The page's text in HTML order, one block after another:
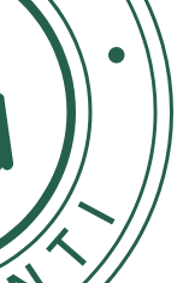
i nappen
fastsatta
eller